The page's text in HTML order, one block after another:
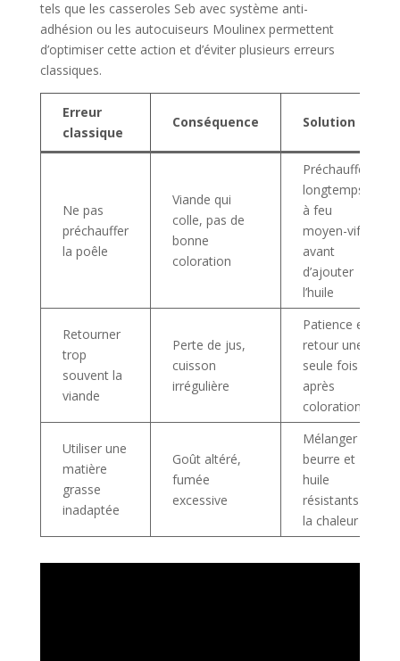
tels que les casseroles Seb avec système anti-
adhésion ou les autocuiseurs Moulinex permettent
d’optimiser cette action et d’éviter plusieurs erreurs
classiques.
Erreur
classique
Conséquence Solution
Ne pas
préchauffer
la poêle
Viande qui
colle, pas de
bonne
coloration
Préchauffer
longtemps
à feu
moyen-vif
avant
d’ajouter
l’huile
Retourner
trop
souvent la
viande
Perte de jus,
cuisson
irrégulière
Patience et
retour une
seule fois
après
coloration
Utiliser une
matière
grasse
inadaptée
Goût altéré,
fumée
excessive
Mélanger
beurre et
huile
résistants à
la chaleur